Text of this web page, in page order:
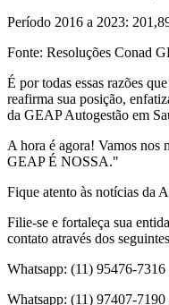
Período 2016 a 2023:
Fonte: Resoluções Conad
É por todas essas razões
reafirma sua posição,
da GEAP Autogestão em
A hora é agora! Vamos nos
GEAP É NOSSA."
Fique atento às notícias da
Filie-se e fortaleça sua
contato através dos
Whatsapp: (11) 95476-
Whatsapp: (11) 97407-